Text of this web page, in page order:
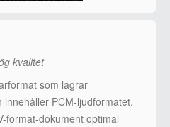
kvalitet
som lagrar
PCM-ljudformatet.
format-dokument optimal